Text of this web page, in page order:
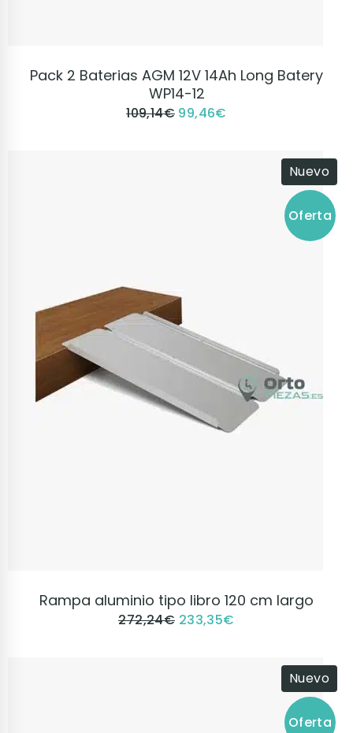
VER PRODUCTO
Pack 2 Baterias AGM 12V 14Ah Long Batery
WP14-12
109,14€ 99,46€
Oferta
Nuevo
VER PRODUCTO
Rampa aluminio tipo libro 120 cm largo
272,24€ 233,35€
Oferta
Nuevo